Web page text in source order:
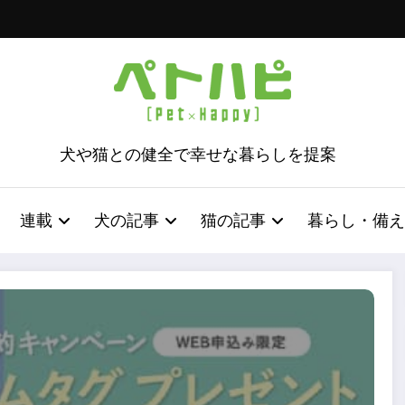
犬や猫との健全で幸せな暮らしを提案
連載 犬の記事 猫の記事 暮らし・備え